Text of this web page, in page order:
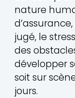
nature
jugé, le
des
développer
soit sur
jours.